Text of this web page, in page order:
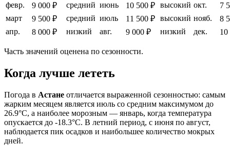
февр.
9 000 ₽ средний июнь 10 500 ₽ высокий окт.
7
март
9 500 ₽ средний июль 11 500 ₽ высокий нояб.
8
апр.
8 000 ₽ низкий авг. 9 000 ₽ низкий дек. 10
Часть значений оценена по сезонности.
Когда лучше лететь
Погода в Астане отличается выраженной сезонностью: самым
жарким месяцем является июль со средним максимумом до
26.9°C, а наиболее морозным — январь, когда температура
опускается до -18.3°C. В летний период, с июня по август,
наблюдается пик осадков и наибольшее количество мокрых
дней.